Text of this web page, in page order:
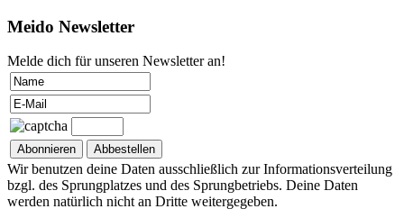
Meido Newsletter
Melde dich für unseren Newsletter an!
Wir benutzen deine Daten ausschließlich zur Informationsverteilung
bzgl. des Sprungplatzes und des Sprungbetriebs. Deine Daten
werden natürlich nicht an Dritte weitergegeben.